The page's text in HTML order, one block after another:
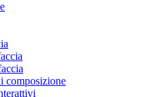
composizione